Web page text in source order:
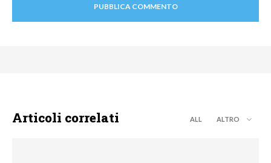
Articoli correlati ALL ALTRO